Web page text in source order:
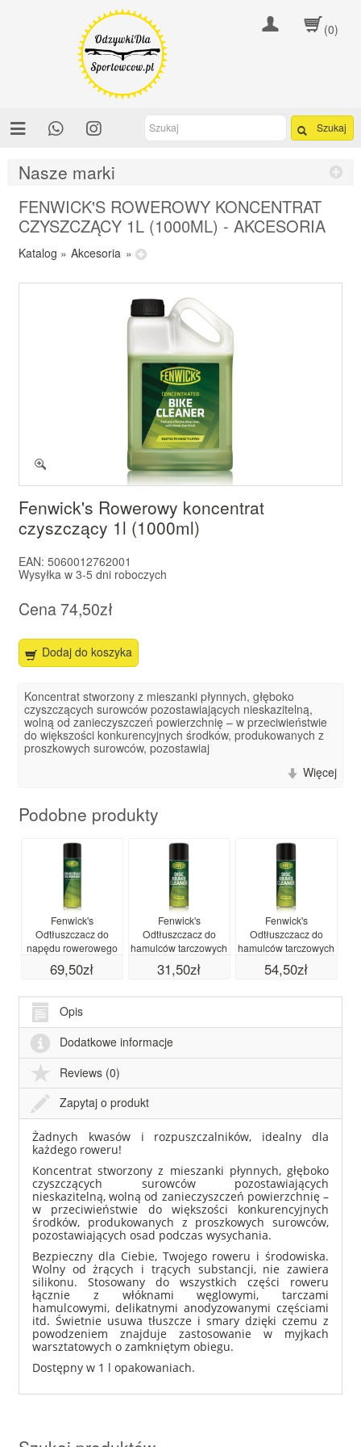
(0)
Szukaj
Nasze marki
FENWICK'S ROWEROWY KONCENTRAT
CZYSZCZĄCY 1L (1000ML) - AKCESORIA
Katalog » Akcesoria »
Fenwick's Rowerowy koncentrat
czyszczący 1l (1000ml)
EAN: 5060012762001
Wysyłka w 3-5 dni roboczych
Cena 74,50zł
Dodaj do koszyka
Koncentrat stworzony z mieszanki płynnych, głęboko
czyszczących surowców pozostawiających nieskazitelną,
wolną od zanieczyszczeń powierzchnię – w przeciwieństwie
do większości konkurencyjnych środków, produkowanych z
proszkowych surowców, pozostawiaj
Więcej
Podobne produkty
Fenwick's
Odtłuszczacz do
napędu rowerowego
0,5l (500ml)
69,50zł
Fenwick's
Odtłuszczacz do
hamulców tarczowych
200ml
31,50zł
Fenwick's
Odtłuszczacz do
hamulców tarczowych
0.5l (500ml)
54,50zł
Opis
Dodatkowe informacje
Reviews (0)
Zapytaj o produkt
Żadnych kwasów i rozpuszczalników, idealny dla
każdego roweru!
Koncentrat stworzony z mieszanki płynnych, głęboko
czyszczących surowców pozostawiających
nieskazitelną, wolną od zanieczyszczeń powierzchnię –
w przeciwieństwie do większości konkurencyjnych
środków, produkowanych z proszkowych surowców,
pozostawiających osad podczas wysychania.
Bezpieczny dla Ciebie, Twojego roweru i środowiska.
Wolny od żrących i trących substancji, nie zawiera
silikonu. Stosowany do wszystkich części roweru
łącznie z włóknami węglowymi, tarczami
hamulcowymi, delikatnymi anodyzowanymi częściami
itd. Świetnie usuwa tłuszcze i smary dzięki czemu z
powodzeniem znajduje zastosowanie w myjkach
warsztatowych o zamkniętym obiegu.
Dostępny w 1 l opakowaniach.